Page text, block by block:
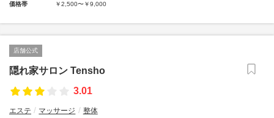
価格帯
￥2,500〜￥9,000
店舗公式
隠れ家サロン Tensho
3.01
エステ マッサージ 整体